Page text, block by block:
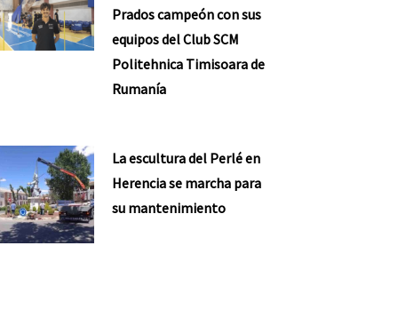
Prados campeón con sus
equipos del Club SCM
Politehnica Timisoara de
Rumanía
La escultura del Perlé en
Herencia se marcha para
su mantenimiento